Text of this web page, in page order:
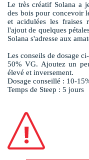
Le très créatif Solana a
des bois pour concevoir
et acidulées les fraises
l'ajout de quelques
Solana s'adresse aux
Les conseils de dosage
50% VG. Ajoutez un
élevé et inversement.
Dosage conseillé : 10-
Temps de Steep : 5 jours